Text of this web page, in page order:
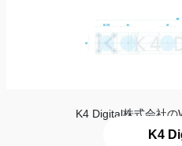
K4 Digital株式会社の
K4